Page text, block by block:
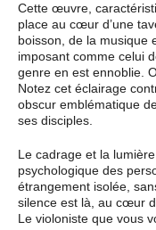
Cette œuvre,
place au cœur d’une
boisson, de la musique
imposant comme celui
genre en est ennoblie.
Notez cet éclairage
obscur emblématique
ses disciples.
Le cadrage et la
psychologique des
étrangement isolée,
silence est là, au cœur
Le violoniste que vous